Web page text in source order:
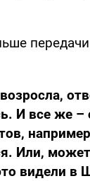
И все же –
Или,
видели в